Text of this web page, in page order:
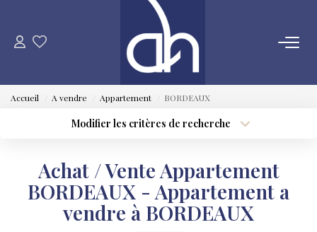
VENTE
GESTION LOCATIVE
Accueil A vendre Appartement BORDEAUX
Modifier les critères de recherche
Sélectionnez...
Type de bien
Surface min
Budget max Plus de critères
Achat / Vente Appartement
BORDEAUX - Appartement a
vendre à BORDEAUX